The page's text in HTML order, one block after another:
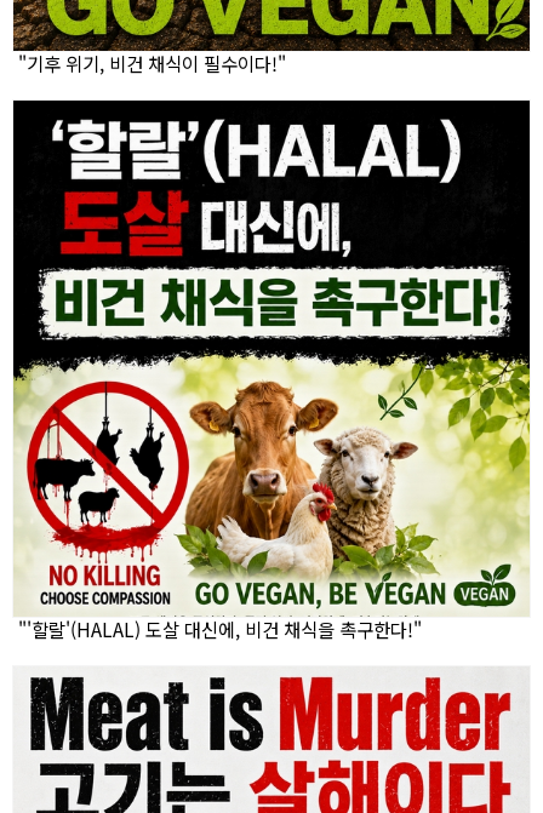
"기후 위기, 비건 채식이 필수이다!"
"'할랄'(HALAL) 도살 대신에, 비건 채식을 촉구한다!"